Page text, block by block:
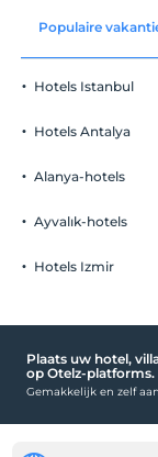
Eten &
kamers
Er zijn rookruimtes
kinderen
Baby's jonger
Elke kamer is
Populaire
Hotels Istanbul
Hotels Antalya
Alanya-hotels
Ayvalık-hotels
Hotels Izmir
Plaats uw hotel,
op Otelz-platforms.
Gemakkelijk en zelf